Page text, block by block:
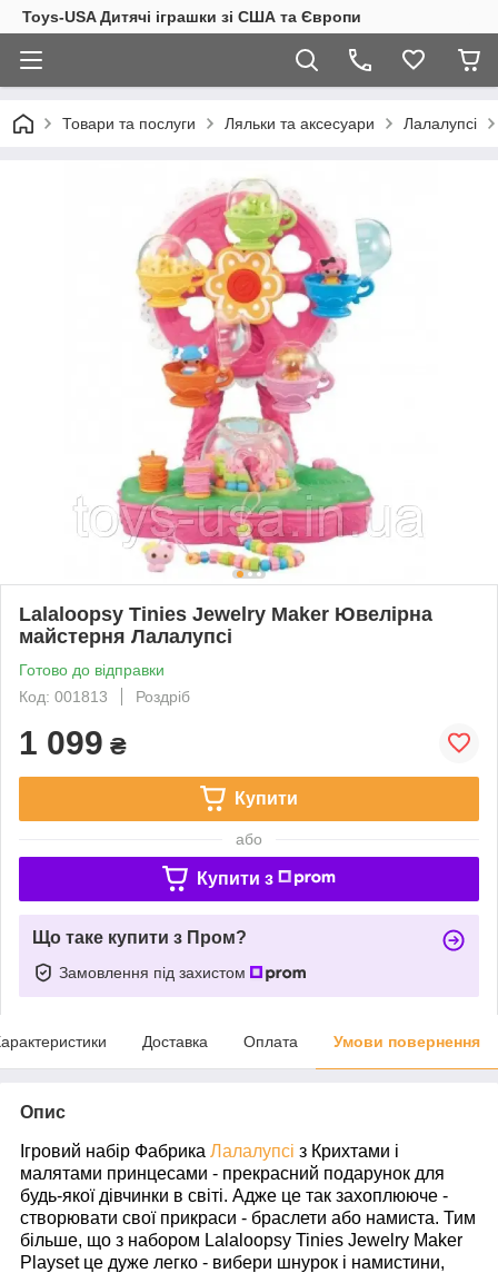
Toys-USA Дитячі іграшки зі США та Європи
Товари та послуги Ляльки та аксесуари Лалалупсі
Lalaloopsy Tinies Jewelry Maker Ювелірна
майстерня Лалалупсі
Готово до відправки
Код: 001813
Роздріб
1 099 ₴
Купити
або
Купити з
Що таке купити з Пром?
Замовлення під захистом
Доставка Оплата Умови повернення
Опис
Ігровий набір Фабрика Лалалупсі з Крихтами і
малятами принцесами - прекрасний подарунок для
будь-якої дівчинки в світі. Адже це так захоплююче -
створювати свої прикраси - браслети або намиста. Тим
більше, що з набором Lalaloopsy Tinies Jewelry Maker
Playset це дуже легко - вибери шнурок і намистини,